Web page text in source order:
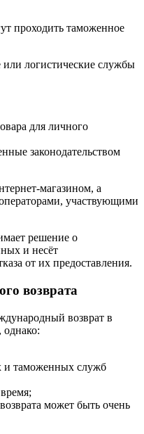
проходить таможенное
логистические службы
для личного
законодательством
магазином, а
участвующими
решение о
и несёт
от их предоставления.
возврата
возврат в
однако:
и таможенных служб
может быть очень